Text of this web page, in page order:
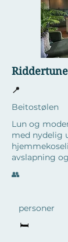
📍
Beitostølen
Lun og
med nydelig
avslapning
​👥
personer
🛏️